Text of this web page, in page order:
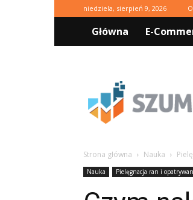
niedziela, sierpień 9, 2026
Główna E-
Strona główna Nauka
Nauka Pielęgnacja ran i